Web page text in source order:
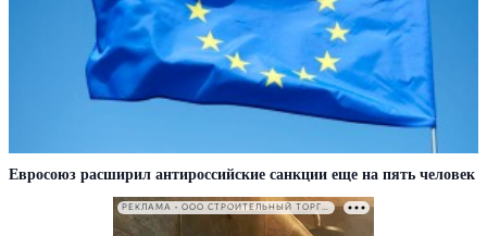
Евросоюз расширил антироссийские санкции еще на пять человек
РЕКЛАМА • ООО СТРОИТЕЛЬНЫЙ ТОРГОВЫЙ ДОМ «ПЕТРОВИЧ». ИНН: 7802348846